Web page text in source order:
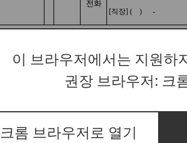
이 브라우저에서는 지원하
권장 브라우저: 크
크롬 브라우저로 열기